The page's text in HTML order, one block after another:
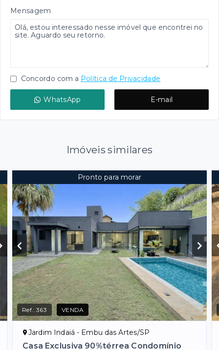
Mensagem
Concordo com a Política de Privacidade
WhatsApp E-mail
Imóveis similares
Pronto para morar
Ref.:363 VENDA
Jardim Indaiá - Embu das Artes/SP
Casa Exclusiva 90%térrea Condomínio